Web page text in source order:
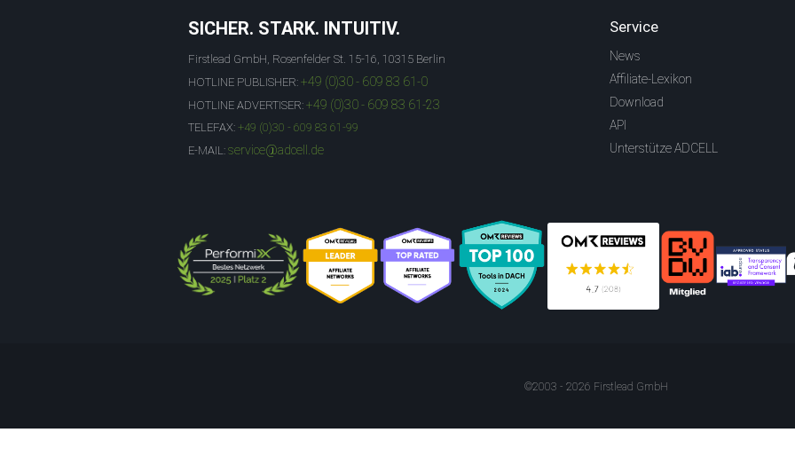
SICHER. STARK. INTUITIV.
Firstlead GmbH, Rosenfelder St. 15-16, 10315 Berlin
HOTLINE PUBLISHER: +49 (0)30 - 609 83 61-0
HOTLINE ADVERTISER: +49 (0)30 - 609 83 61-23
TELEFAX: +49 (0)30 - 609 83 61-99
E-MAIL: service@adcell.de
Service
News
Affiliate-Lexikon
Download
API
Unterstütze ADCELL
©2003 - 2026 Firstlead GmbH